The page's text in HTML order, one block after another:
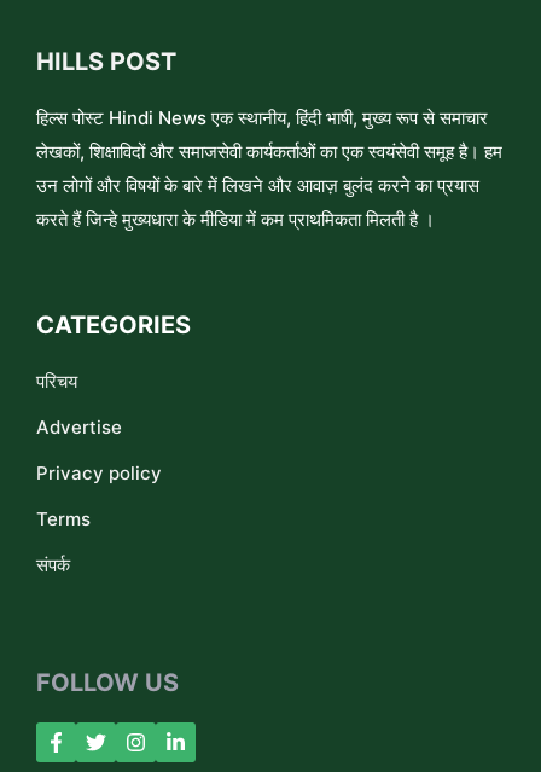
HILLS POST
हिल्स पोस्ट Hindi News एक स्थानीय, हिंदी भाषी, मुख्य रूप से समाचार
लेखकों, शिक्षाविदों और समाजसेवी कार्यकर्ताओं का एक स्वयंसेवी समूह है। हम
उन लोगों और विषयों के बारे में लिखने और आवाज़ बुलंद करने का प्रयास
करते हैं जिन्हे मुख्यधारा के मीडिया में कम प्राथमिकता मिलती है ।
CATEGORIES
परिचय
Advertise
Privacy policy
Terms
संपर्क
FOLLOW US